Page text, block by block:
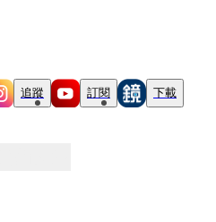
追蹤 訂閱 下載